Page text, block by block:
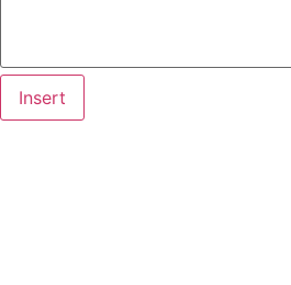
Insert